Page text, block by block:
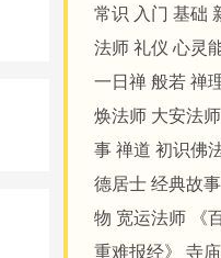
常识 入门 基础
法师 礼仪 心灵
一日禅 般若 禅
焕法师 大安法师
事 禅道 初识佛
德居士 经典故事
物 宽运法师 《
重难报经》
寺庙